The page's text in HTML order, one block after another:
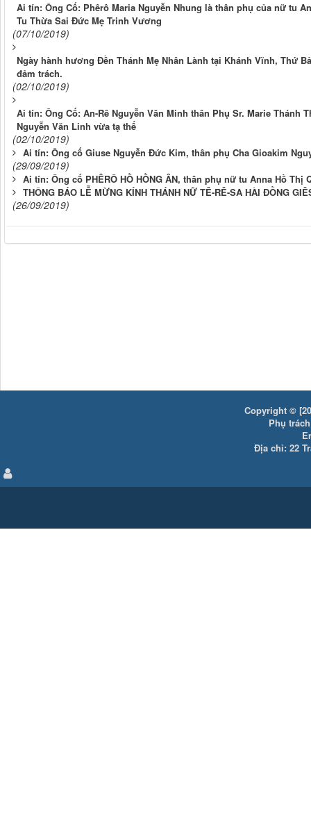
Ai tín: Ông Cố: Phêrô Maria Nguyễn Nhung là thân phụ của nữ tu
Tu Thừa Sai Đức Mẹ Trinh Vương
(07/10/2019)
Ngày hành hương Đền Thánh Mẹ Nhân Lành tại Khánh Vĩnh, Thứ
đảm trách.
(02/10/2019)
Ai tín: Ông Cố: An-Rê Nguyễn Văn Minh thân Phụ Sr. Marie Thánh
Nguyễn Văn Linh vừa tạ thế
(02/10/2019)
Ai tín: Ông cố Giuse Nguyễn Đức Kim, thân phụ Cha Gioakim
(29/09/2019)
Ai tín: Ông cố PHÊRÔ HỒ HỒNG ÂN, thân phụ nữ tu Anna Hồ Thị
THÔNG BÁO LỄ MỪNG KÍNH THÁNH NỮ TÊ-RÊ-SA HÀI ĐỒNG
(26/09/2019)
Copyright ©
Phụ
Địa chỉ: 22